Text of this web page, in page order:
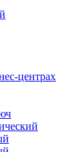
центрах